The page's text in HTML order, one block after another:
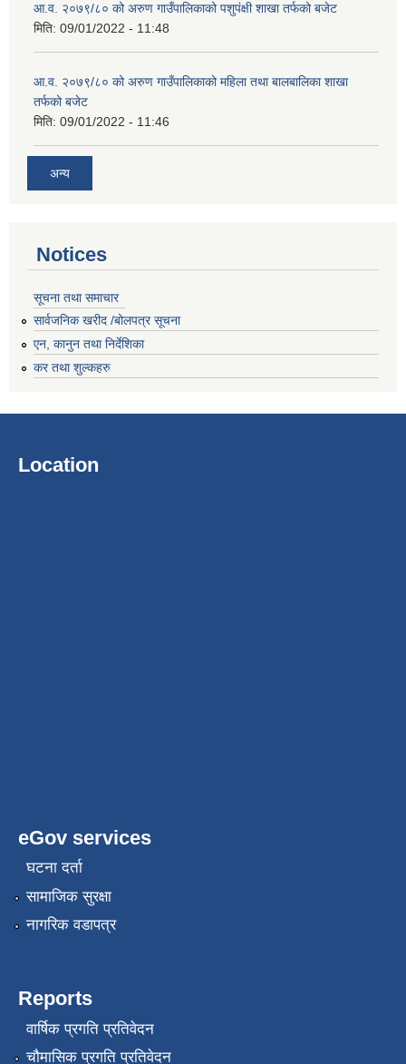
आ.व. २०७९/८० को अरुण गाउँपालिकाको पशुपंक्षी शाखा तर्फको बजेट
मिति: 09/01/2022 - 11:48
आ.व. २०७९/८० को अरुण गाउँपालिकाको महिला तथा बालबालिका शाखा
तर्फको बजेट
मिति: 09/01/2022 - 11:46
अन्य
Notices
सूचना तथा समाचार
सार्वजनिक खरीद /बोलपत्र सूचना
एन, कानुन तथा निर्देशिका
कर तथा शुल्कहरु
Location
eGov services
घटना दर्ता
सामाजिक सुरक्षा
नागरिक वडापत्र
Reports
वार्षिक प्रगति प्रतिवेदन
चौमासिक प्रगति प्रतिवेदन